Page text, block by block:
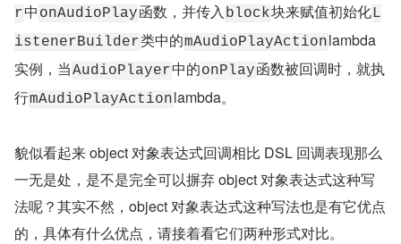
r中 onAudioPlay函数，并传入 block块来赋值初始化L
istenerBuilder类中的mAudioPlayActionlambda
实例，当AudioPlayer中的onPlay函数被回调时，就执
行mAudioPlayActionlambda。
貌似看起来 object 对象表达式回调相比 DSL 回调表现那么
一无是处，是不是完全可以摒弃 object 对象表达式这种写
法呢？其实不然，object 对象表达式这种写法也是有它优点
的，具体有什么优点，请接着看它们两种形式对比。